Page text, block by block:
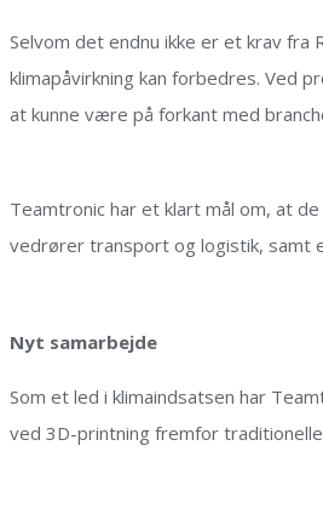
Selvom det endnu ikke er et krav
klimapåvirkning kan forbedres. Ved
at kunne være på forkant med
Teamtronic har et klart mål om, at
vedrører transport og logistik, samt
Nyt samarbejde
Som et led i klimaindsatsen har
ved 3D-printning fremfor